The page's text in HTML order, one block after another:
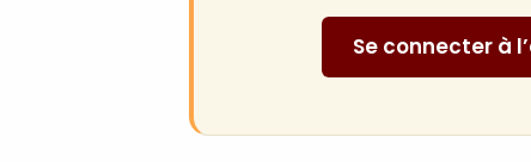
Se connecter à